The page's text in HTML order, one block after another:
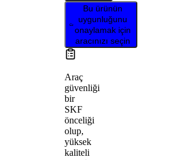
Bu ürünün
uygunluğunu
onaylamak için
aracınızı seçin
Araç
güvenliği
bir
SKF
önceliği
olup,
yüksek
kaliteli